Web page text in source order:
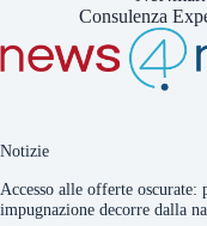
Consulenza
Notizie
Accesso alle offerte
impugnazione decorre dalla